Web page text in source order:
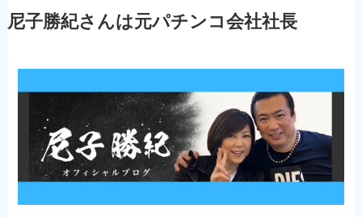
尼子勝紀さんは元パチンコ会社社長